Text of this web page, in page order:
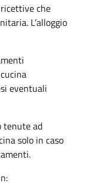
che
L’alloggio
eventuali
tenute ad
solo in caso